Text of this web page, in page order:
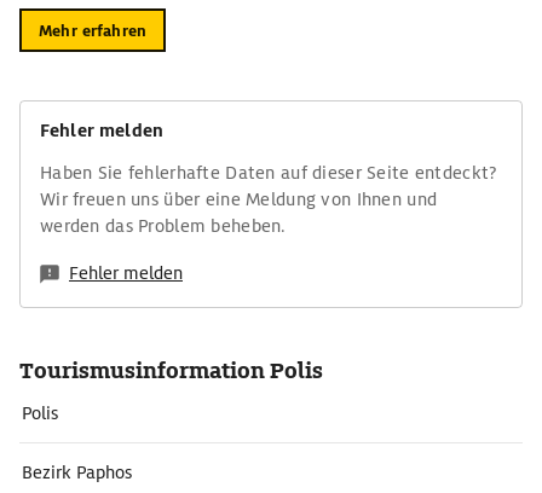
Mehr erfahren
Fehler melden
Haben Sie fehlerhafte Daten auf dieser Seite entdeckt?
Wir freuen uns über eine Meldung von Ihnen und
werden das Problem beheben.
Fehler melden
Tourismusinformation Polis
Polis
Bezirk Paphos